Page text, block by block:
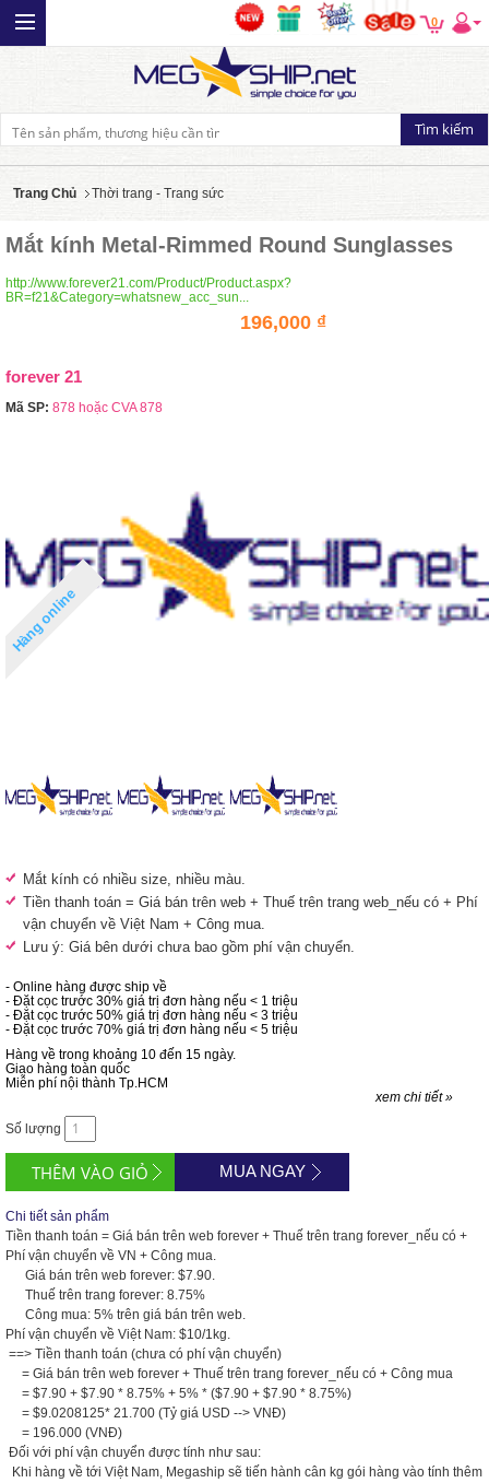
0
Trang Chủ Thời trang - Trang sức
Mắt kính Metal-Rimmed Round Sunglasses
http://www.forever21.com/Product/Product.aspx?
BR=f21&Category=whatsnew_acc_sun...
196,000 ₫
forever 21
Mã SP: 878 hoặc CVA 878
Hàng online
Mắt kính có nhiều size, nhiều màu.
Tiền thanh toán = Giá bán trên web + Thuế trên trang web_nếu có + Phí
vận chuyển về Việt Nam + Công mua.
Lưu ý: Giá bên dưới chưa bao gồm phí vận chuyển.
- Online hàng được ship về
- Đặt cọc trước 30% giá trị đơn hàng nếu < 1 triệu
- Đặt cọc trước 50% giá trị đơn hàng nếu < 3 triệu
- Đặt cọc trước 70% giá trị đơn hàng nếu < 5 triệu
Hàng về trong khoảng 10 đến 15 ngày.
Giao hàng toàn quốc
Miễn phí nội thành Tp.HCM
xem chi tiết »
Số lượng
MUA NGAY
Chi tiết sản phẩm
Tiền thanh toán = Giá bán trên web forever + Thuế trên trang forever_nếu có +
Phí vận chuyển về VN + Công mua.
Giá bán trên web forever: $7.90.
Thuế trên trang forever: 8.75%
Công mua: 5% trên giá bán trên web.
Phí vận chuyển về Việt Nam: $10/1kg.
==> Tiền thanh toán (chưa có phí vận chuyển)
= Giá bán trên web forever + Thuế trên trang forever_nếu có + Công mua
= $7.90 + $7.90 * 8.75% + 5% * ($7.90 + $7.90 * 8.75%)
= $9.0208125* 21.700 (Tỷ giá USD --> VNĐ)
= 196.000 (VNĐ)
Đối với phí vận chuyển được tính như sau:
Khi hàng về tới Việt Nam, Megaship sẽ tiến hành cân kg gói hàng vào tính thêm